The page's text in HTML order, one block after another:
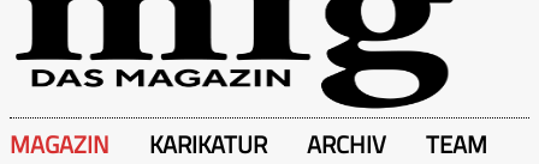
MAGAZIN KARIKATUR ARCHIV TEAM